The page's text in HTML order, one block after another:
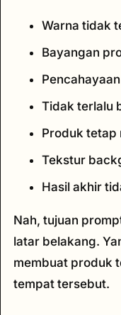
Warna tidak
Bayangan
Tidak terlalu
Produk tetap
Tekstur
Hasil akhir
Nah, tujuan
latar belakang.
membuat produk
tempat tersebut.